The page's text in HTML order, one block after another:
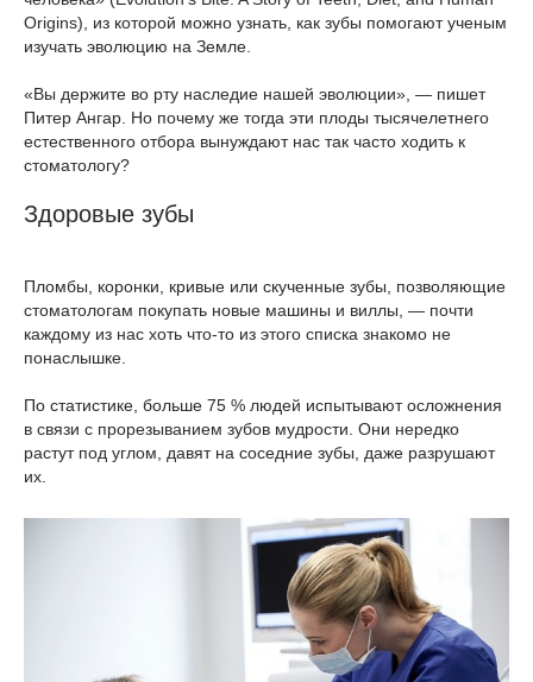
Origins), из которой можно узнать, как зубы помогают ученым
изучать эволюцию на Земле.
«Вы держите во рту наследие нашей эволюции», — пишет
Питер Ангар. Но почему же тогда эти плоды тысячелетнего
естественного отбора вынуждают нас так часто ходить к
стоматологу?
Здоровые зубы
Пломбы, коронки, кривые или скученные зубы, позволяющие
стоматологам покупать новые машины и виллы, — почти
каждому из нас хоть что-то из этого списка знакомо не
понаслышке.
По статистике, больше 75 % людей испытывают осложнения
в связи с прорезыванием зубов мудрости. Они нередко
растут под углом, давят на соседние зубы, даже разрушают
их.